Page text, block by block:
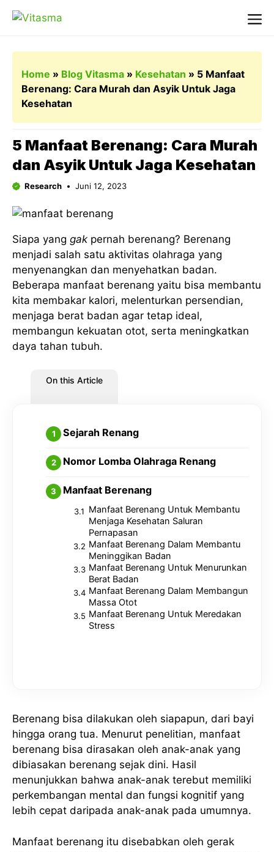
Home » Blog Vitasma » Kesehatan » 5 Manfaat
Berenang: Cara Murah dan Asyik Untuk Jaga
Kesehatan
5 Manfaat Berenang: Cara Murah
dan Asyik Untuk Jaga Kesehatan
Research Juni 12, 2023
Siapa yang gak pernah berenang? Berenang
menjadi salah satu aktivitas olahraga yang
menyenangkan dan menyehatkan badan.
Beberapa manfaat berenang yaitu bisa membantu
kita membakar kalori, melenturkan persendian,
menjaga berat badan agar tetap ideal,
membangun kekuatan otot, serta meningkatkan
daya tahan tubuh.
On this Article
Sejarah Renang
Nomor Lomba Olahraga Renang
Manfaat Berenang
Manfaat Berenang Untuk Membantu
Menjaga Kesehatan Saluran
Pernapasan
Manfaat Berenang Dalam Membantu
Meninggikan Badan
Manfaat Berenang Untuk Menurunkan
Berat Badan
Manfaat Berenang Dalam Membangun
Massa Otot
Manfaat Berenang Untuk Meredakan
Stress
Berenang bisa dilakukan oleh siapapun, dari bayi
hingga orang tua. Menurut penelitian, manfaat
berenang bisa dirasakan oleh anak-anak yang
dibiasakan berenang sejak dini. Hasil
menunjukkan bahwa anak-anak terebut memiliki
perkembangan mental dan fungsi kognitif yang
lebih cepat daripada anak-anak pada umumnya.
Manfaat berenang itu disebabkan oleh gerak